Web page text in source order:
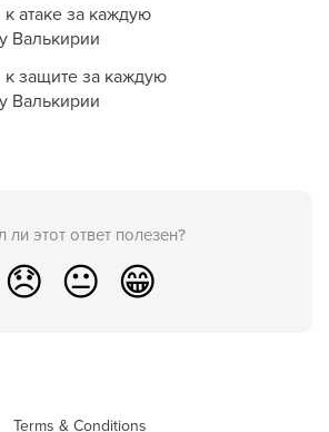
атаке за каждую
Валькирии
к защите за каждую
Валькирии
ли этот ответ полезен?
😞 😐 😁
Terms & Conditions